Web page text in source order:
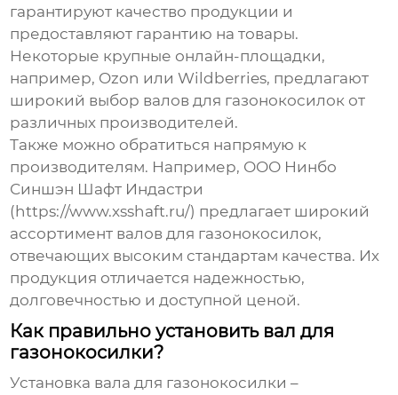
гарантируют качество продукции и
предоставляют гарантию на товары.
Некоторые крупные онлайн-площадки,
например, Ozon или Wildberries, предлагают
широкий выбор валов для газонокосилок от
различных производителей.
Также можно обратиться напрямую к
производителям. Например, ООО Нинбо
Синшэн Шафт Индастри
(https://www.xsshaft.ru/) предлагает широкий
ассортимент валов для газонокосилок,
отвечающих высоким стандартам качества. Их
продукция отличается надежностью,
долговечностью и доступной ценой.
Как правильно установить вал для
газонокосилки?
Установка вала для газонокосилки –